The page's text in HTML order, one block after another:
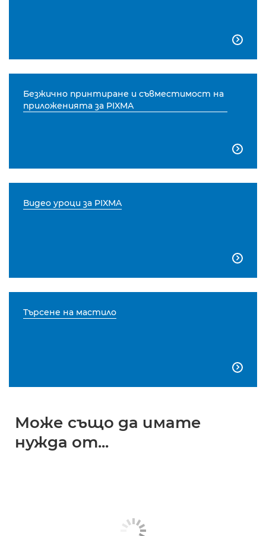

Безжично принтиране и съвместимост на
приложенията за PIXMA

Видео уроци за PIXMA

Търсене на мастило

Може също да имате
нужда от...